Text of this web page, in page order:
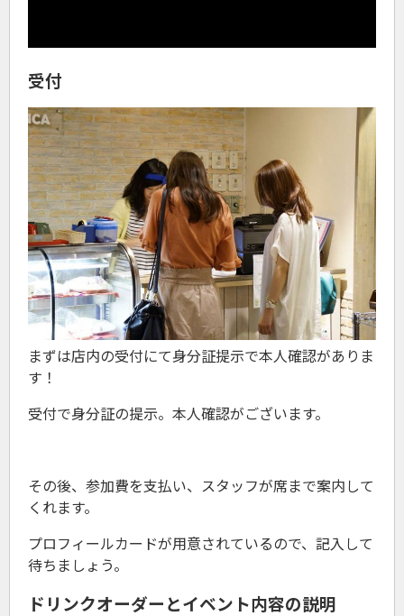
受付
まずは店内の受付にて身分証提示で本人確認がありま
す！
受付で身分証の提示。本人確認がございます。
その後、参加費を支払い、スタッフが席まで案内して
くれます。
プロフィールカードが用意されているので、記入して
待ちましょう。
ドリンクオーダーとイベント内容の説明